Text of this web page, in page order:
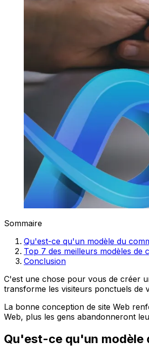
Sommaire
Qu'est-ce qu'un modèle du
Top 7 des meilleurs modèles de
Conclusion
C'est une chose pour vous de créer
transforme les visiteurs ponctuels de
La bonne conception de site Web
Web, plus les gens abandonneront
Qu'est-ce qu'un modèle